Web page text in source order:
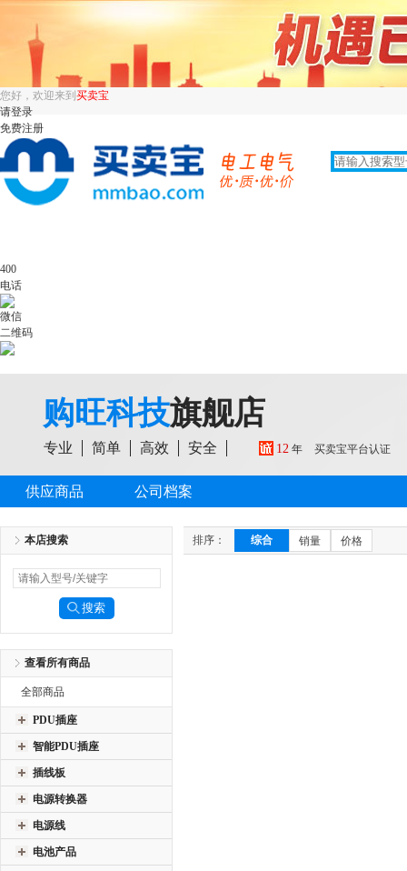
您好，欢迎来到 买卖宝
请登录
免费注册
400
电话
微信
二维码
购旺科技旗舰店
专业 简单 高效 安全 12 年 买卖宝平台认证
供应商品 公司档案
排序： 综合 销量 价格
本店搜索
查看所有商品
全部商品
PDU插座
智能PDU插座
插线板
电源转换器
电源线
电池产品